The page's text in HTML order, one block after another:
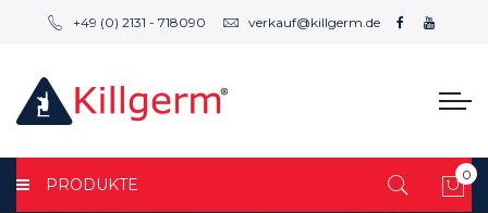
+49 (0) 2131 - 718090 verkauf@killgerm.de
PRODUKTE
0